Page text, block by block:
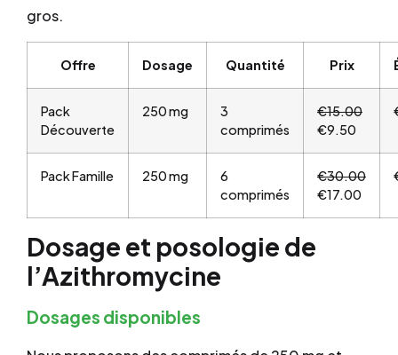
gros.
Offre Dosage Quantité Prix
Pack
Découverte
250 mg
3
comprimés
€15.00
€9.50
Pack Famille 250 mg
6
comprimés
€30.00
€17.00
Dosage et posologie de
l’Azithromycine
Dosages disponibles